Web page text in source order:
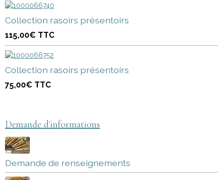
Collection rasoirs présentoirs
115,00€ TTC
Collection rasoirs présentoirs
75,00€ TTC
Demande d'informations
Demande de renseignements